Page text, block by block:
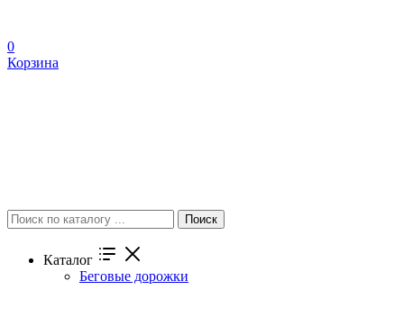
0
Корзина
Поиск
Каталог
Беговые дорожки